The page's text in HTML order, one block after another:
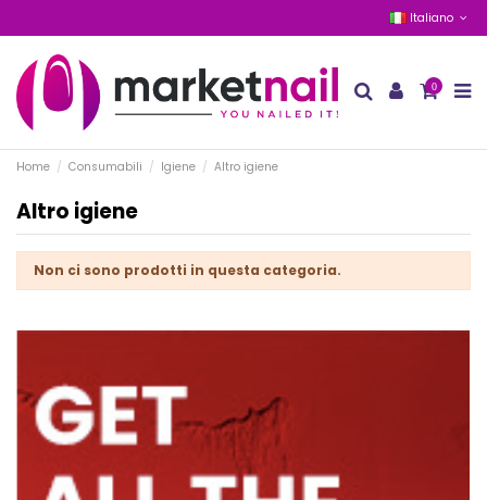
Italiano
0
Home Consumabili Igiene Altro igiene
Altro igiene
Non ci sono prodotti in questa categoria.